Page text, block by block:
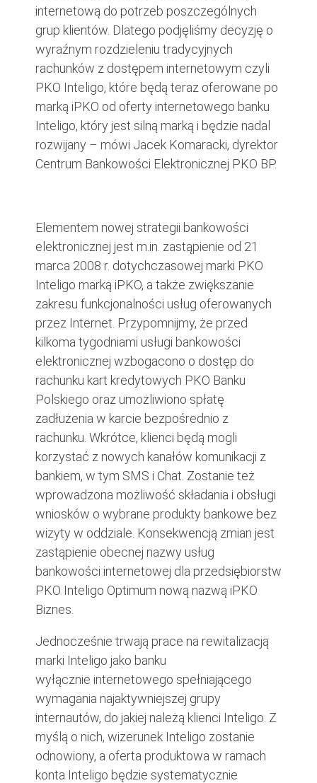
internetową do potrzeb poszczególnych
grup klientów. Dlatego podjęliśmy decyzję o
wyraźnym rozdzieleniu tradycyjnych
rachunków z dostępem internetowym czyli
PKO Inteligo, które będą teraz oferowane po
marką iPKO od oferty internetowego banku
Inteligo, który jest silną marką i będzie nadal
rozwijany – mówi Jacek Komaracki, dyrektor
Centrum Bankowości Elektronicznej PKO BP.
Elementem nowej strategii bankowości
elektronicznej jest m.in. zastąpienie od 21
marca 2008 r. dotychczasowej marki PKO
Inteligo marką iPKO, a także zwiększanie
zakresu funkcjonalności usług oferowanych
przez Internet. Przypomnijmy, że przed
kilkoma tygodniami usługi bankowości
elektronicznej wzbogacono o dostęp do
rachunku kart kredytowych PKO Banku
Polskiego oraz umożliwiono spłatę
zadłużenia w karcie bezpośrednio z
rachunku. Wkrótce, klienci będą mogli
korzystać z nowych kanałów komunikacji z
bankiem, w tym SMS i Chat. Zostanie też
wprowadzona możliwość składania i obsługi
wniosków o wybrane produkty bankowe bez
wizyty w oddziale. Konsekwencją zmian jest
zastąpienie obecnej nazwy usług
bankowości internetowej dla przedsiębiorstw
PKO Inteligo Optimum nową nazwą iPKO
Biznes.
Jednocześnie trwają prace na rewitalizacją
marki Inteligo jako banku
wyłącznie internetowego spełniającego
wymagania najaktywniejszej grupy
internautów, do jakiej należą klienci Inteligo. Z
myślą o nich, wizerunek Inteligo zostanie
odnowiony, a oferta produktowa w ramach
konta Inteligo będzie systematycznie